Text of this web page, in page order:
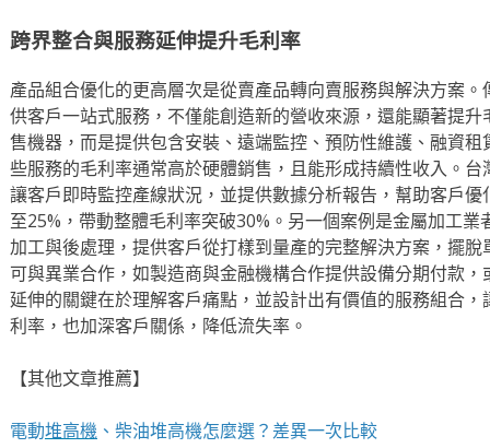
跨界整合與服務延伸提升毛利率
產品組合優化的更高層次是從賣產品轉向賣服務與解決方案
供客戶一站式服務，不僅能創造新的營收來源，還能顯著提
售機器，而是提供包含安裝、遠端監控、預防性維護、融資
些服務的毛利率通常高於硬體銷售，且能形成持續性收入。
讓客戶即時監控產線狀況，並提供數據分析報告，幫助客戶
至25%，帶動整體毛利率突破30%。另一個案例是金屬加工
加工與後處理，提供客戶從打樣到量產的完整解決方案，擺
可與異業合作，如製造商與金融機構合作提供設備分期付款
延伸的關鍵在於理解客戶痛點，並設計出有價值的服務組合
利率，也加深客戶關係，降低流失率。
【其他文章推薦】
電動堆高機、柴油堆高機怎麼選？差異一次比較